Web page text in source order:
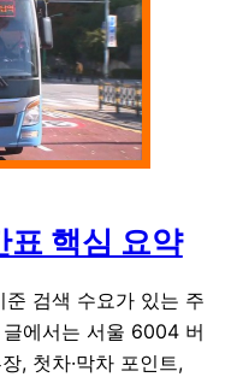
핵심 요약
검색 수요가 있는 주
에서는 서울 6004 버
, 첫차·막차 포인트,